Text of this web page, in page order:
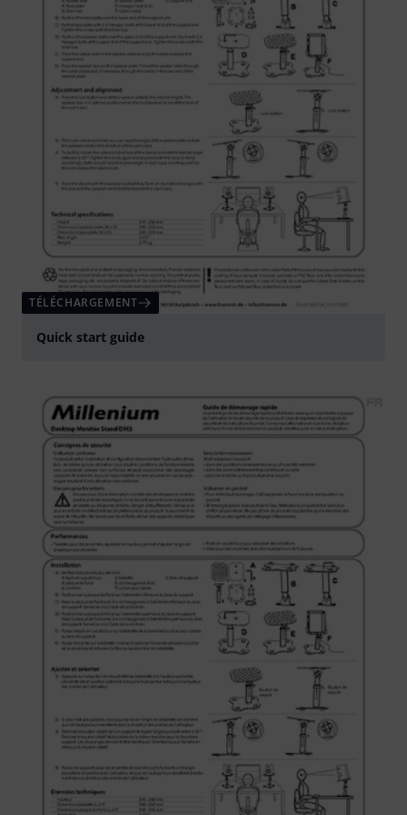
TÉLÉCHARGEMENT
Quick start guide